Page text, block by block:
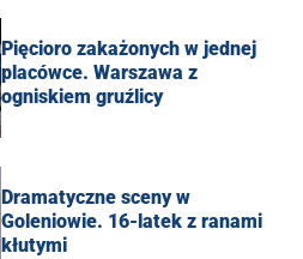
Pięcioro zakażonych w jednej
placówce. Warszawa z
ogniskiem gruźlicy
Dramatyczne sceny w
Goleniowie. 16-latek z ranami
kłutymi